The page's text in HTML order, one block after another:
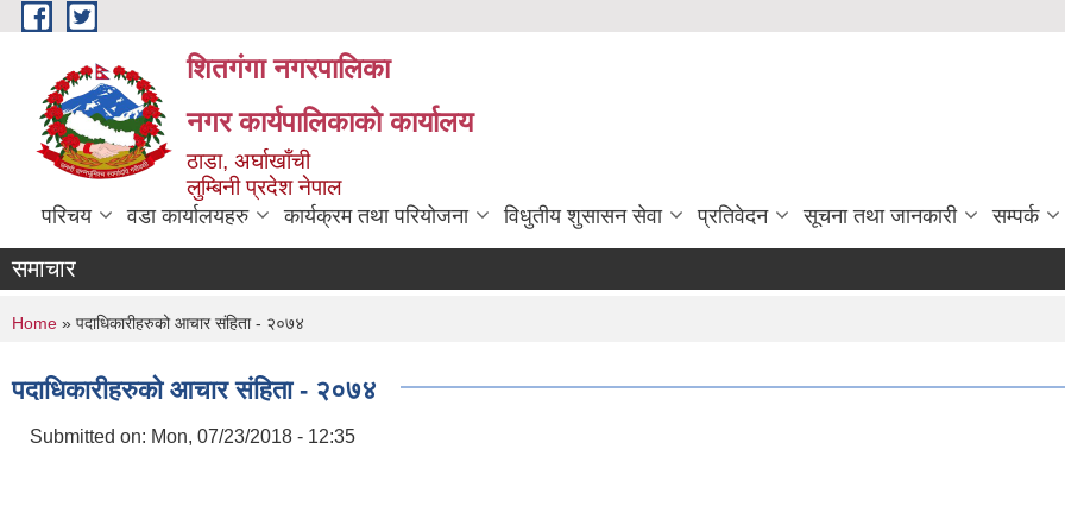
Skip to main content
शितगंगा नगरपालिका
नगर कार्यपालिकाकाे कार्यालय
ठाडा, अर्घाखाँची
लुम्बिनी प्रदेश नेपाल
परिचय वडा कार्यालयहरु कार्यक्रम तथा परियोजना विधुतीय शुसासन सेवा प्रतिवेदन सूचना तथा जानकारी सम्पर्क
समाचार
You are here
Home » पदाधिकारीहरुको आचार संहिता - २०७४
पदाधिकारीहरुको आचार संहिता - २०७४
Submitted on: Mon, 07/23/2018 - 12:35